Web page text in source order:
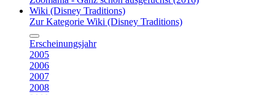
Wiki (Disney Traditions)
Zur Kategorie Wiki (Disney Traditions)
Erscheinungsjahr
2005
2006
2007
2008